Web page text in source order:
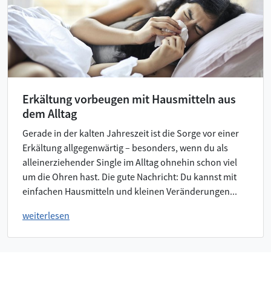
Erkältung vorbeugen mit Hausmitteln aus
dem Alltag
Gerade in der kalten Jahreszeit ist die Sorge vor einer
Erkältung allgegenwärtig – besonders, wenn du als
alleinerziehender Single im Alltag ohnehin schon viel
um die Ohren hast. Die gute Nachricht: Du kannst mit
einfachen Hausmitteln und kleinen Veränderungen...
weiterlesen